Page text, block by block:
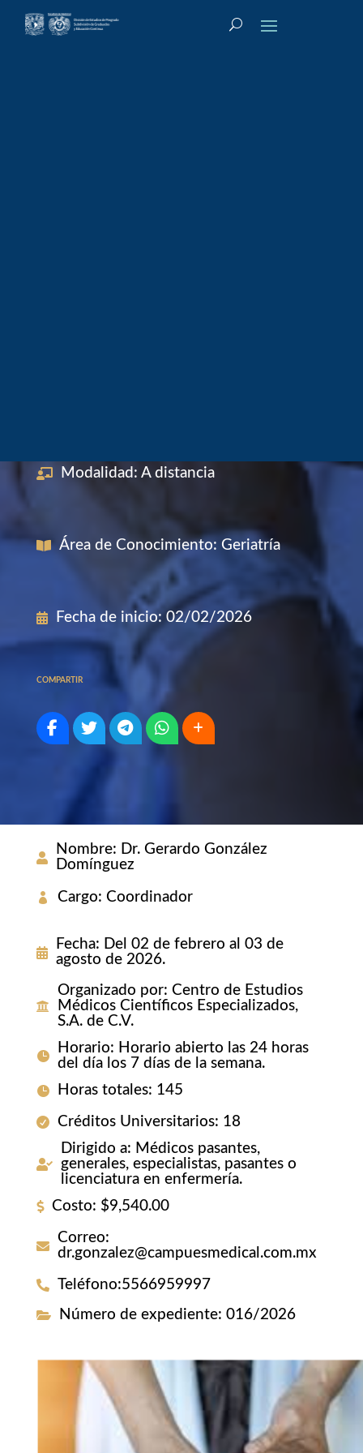
Modalidad : A distancia
Área de Conocimiento: Geriatría
Fecha de inicio: 02/02/2026
COMPARTIR
Nombre: Dr. Gerardo González
Domínguez
Cargo: Coordinador
Fecha: Del 02 de febrero al 03 de
agosto de 2026.
Organizado por: Centro de Estudios
Médicos Científicos Especializados,
S.A. de C.V.
Horario: Horario abierto las 24 horas
del día los 7 días de la semana.
Horas totales: 145
Créditos Universitarios: 18
Dirigido a: Médicos pasantes,
generales, especialistas, pasantes o
licenciatura en enfermería.
Costo: $9,540.00
Correo:
dr.gonzalez@campuesmedical.com.mx
Teléfono:5566959997
Número de expediente: 016/2026